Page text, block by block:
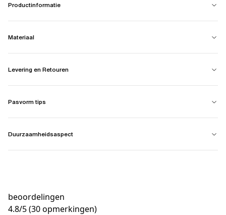
Productinformatie
Materiaal
Levering en Retouren
Pasvorm tips
Duurzaamheidsaspect
beoordelingen
4.8/5(30 opmerkingen)